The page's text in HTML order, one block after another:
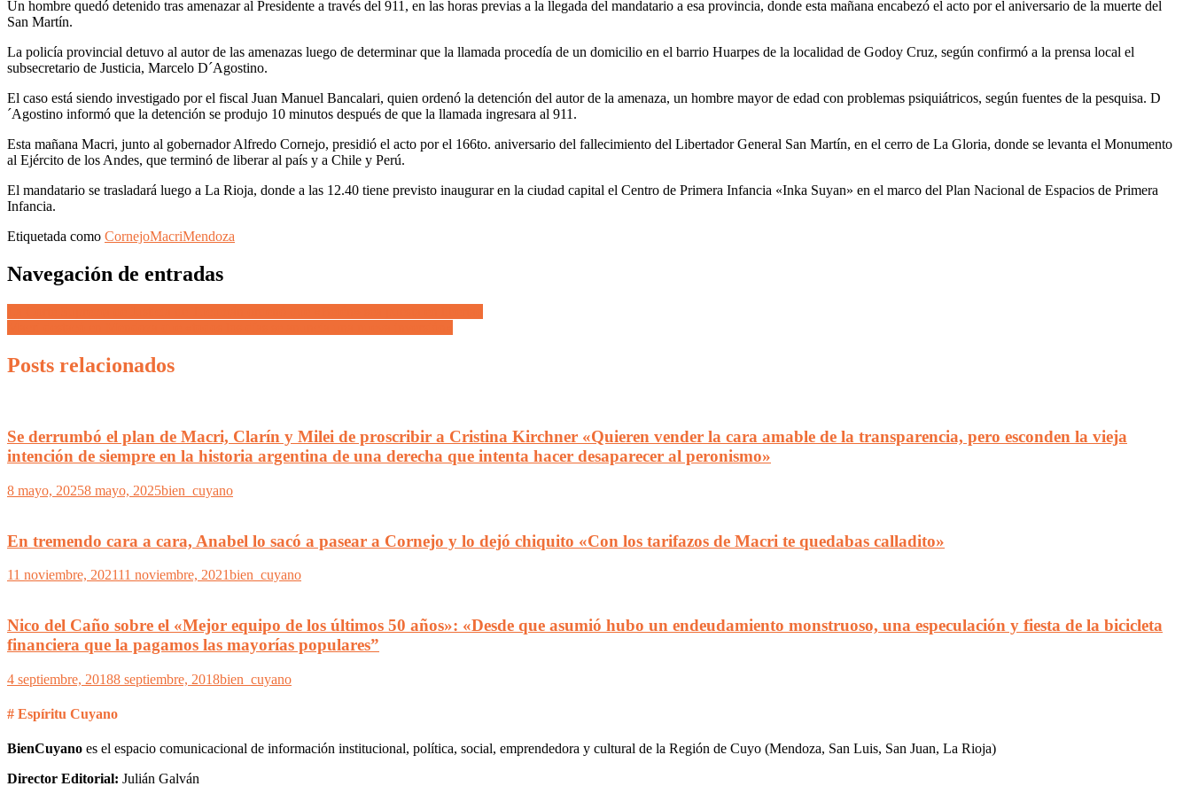
Un hombre quedó detenido tras amenazar al Presidente a través del 911, en las horas previas a la llegada del mandatario a esa provincia, donde esta mañana encabezó el acto por el aniversario de la muerte del
San Martín.
La policía provincial detuvo al autor de las amenazas luego de determinar que la llamada procedía de un domicilio en el barrio Huarpes de la localidad de Godoy Cruz, según confirmó a la prensa local el
subsecretario de Justicia, Marcelo D´Agostino.
El caso está siendo investigado por el fiscal Juan Manuel Bancalari, quien ordenó la detención del autor de la amenaza, un hombre mayor de edad con problemas psiquiátricos, según fuentes de la pesquisa. D
´Agostino informó que la detención se produjo 10 minutos después de que la llamada ingresara al 911.
Esta mañana Macri, junto al gobernador Alfredo Cornejo, presidió el acto por el 166to. aniversario del fallecimiento del Libertador General San Martín, en el cerro de La Gloria, donde se levanta el Monumento
al Ejército de los Andes, que terminó de liberar al país y a Chile y Perú.
El mandatario se trasladará luego a La Rioja, donde a las 12.40 tiene previsto inaugurar en la ciudad capital el Centro de Primera Infancia «Inka Suyan» en el marco del Plan Nacional de Espacios de Primera
Infancia.
Etiquetada como CornejoMacriMendoza
Navegación de entradas
Posts relacionados
Se derrumbó el plan de Macri, Clarín y Milei de proscribir a Cristina Kirchner «Quieren vender la cara amable de la transparencia, pero esconden la vieja
intención de siempre en la historia argentina de una derecha que intenta hacer desaparecer al peronismo»
8 mayo, 20258 mayo, 2025bien_cuyano
En tremendo cara a cara, Anabel lo sacó a pasear a Cornejo y lo dejó chiquito «Con los tarifazos de Macri te quedabas calladito»
11 noviembre, 202111 noviembre, 2021bien_cuyano
Nico del Caño sobre el «Mejor equipo de los últimos 50 años»: «Desde que asumió hubo un endeudamiento monstruoso, una especulación y fiesta de la bicicleta
financiera que la pagamos las mayorías populares”
4 septiembre, 20188 septiembre, 2018bien_cuyano
# Espíritu Cuyano
BienCuyano es el espacio comunicacional de información institucional, política, social, emprendedora y cultural de la Región de Cuyo (Mendoza, San Luis, San Juan, La Rioja)
Director Editorial: Julián Galván